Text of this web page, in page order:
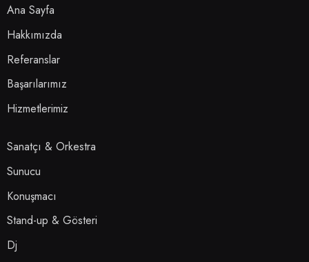
Ana Sayfa
Hakkımızda
Referanslar
Başarılarımız
Hizmetlerimiz
Sanatçı & Orkestra
Sunucu
Konuşmacı
Stand-up & Gösteri
Dj